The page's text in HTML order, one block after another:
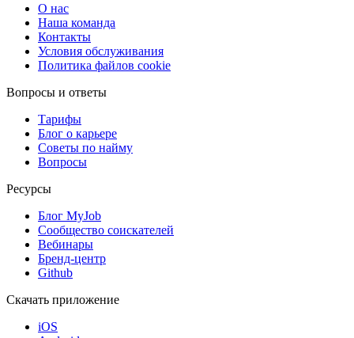
О нас
Наша команда
Контакты
Условия обслуживания
Политика файлов cookie
Вопросы и ответы
Тарифы
Блог о карьере
Советы по найму
Вопросы
Ресурсы
Блог MyJob
Сообщество соискателей
Вебинары
Бренд-центр
Github
Скачать приложение
iOS